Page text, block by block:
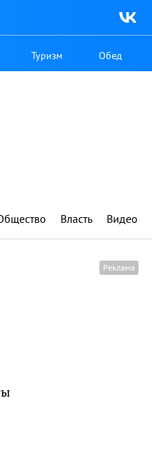
Туризм Обед
Власть Видео